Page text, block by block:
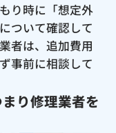
り時に「想定外
ついて確認して
者は、追加費用
事前に相談して
り修理業者を